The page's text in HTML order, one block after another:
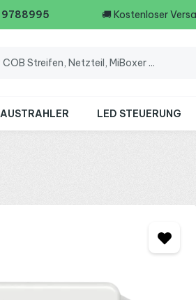
9788995 🚚 Kostenloser
LED STEUERUNG